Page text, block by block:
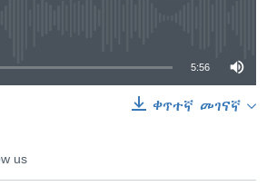
source currently available
5:56
ቀጥተኛ መገናኛ
us